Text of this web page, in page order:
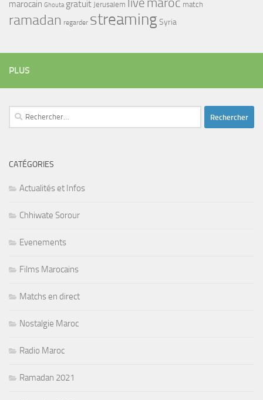
marocain Ghouta gratuit Jerusalem live maroc match
ramadan regarder streamingSyria
PLUS
Rechercher :
CATÉGORIES
Actualités et Infos
Chhiwate Sorour
Evenements
Films Marocains
Matchs en direct
Nostalgie Maroc
Radio Maroc
Ramadan 2021